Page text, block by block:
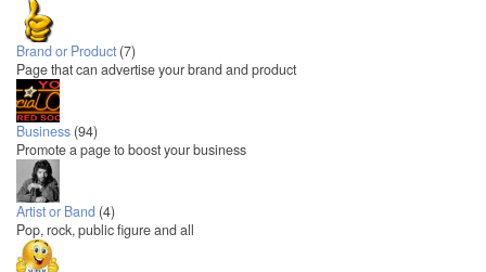
Brand or Product (7)
Page that can advertise your brand and product
Business (94)
Promote a page to boost your business
Artist or Band (4)
Pop, rock, public figure and all